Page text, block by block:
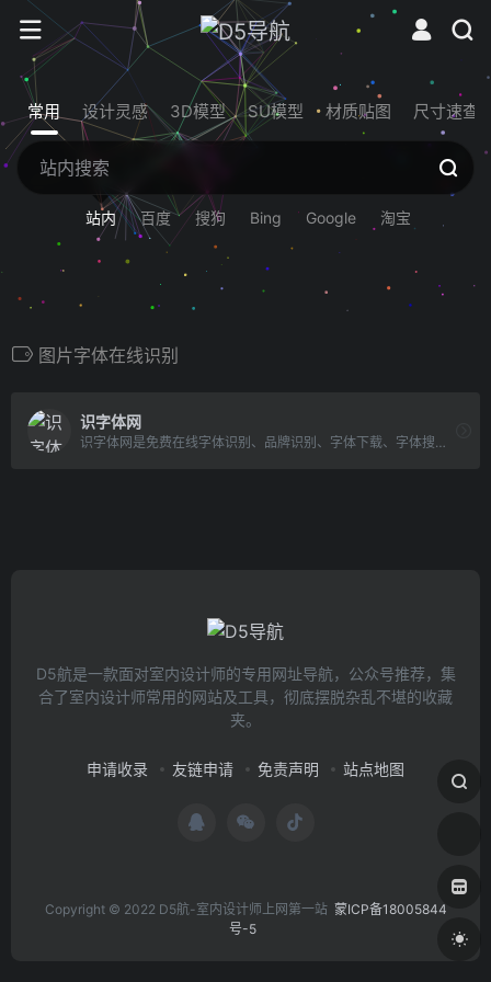
常用 设计灵感 3D模型 SU模型 材质贴图 尺寸速查
站内 百度 搜狗 Bing Google 淘宝
图片字体在线识别
识字体网
识字体网是免费在线字体识别、品牌识别、字体下载、字体搜索和问答社区网站，免费下载Windows、macOS、Linux、Android、iOS/iPad/iPhone字体识别扫一扫软件。无人值守的自动识别和自动/手动拼字，结合人工智能、大数据和搜索技术，可快速识别中文、英文、日文、韩文等全球文字，帮您购买与使用合规字体避免字体侵权风险。
D5航是一款面对室内设计师的专用网址导航，公众号推荐，集
合了室内设计师常用的网站及工具，彻底摆脱杂乱不堪的收藏
夹。
申请收录 友链申请 免责声明 站点地图
Copyright © 2022 D5航-室内设计师上网第一站 蒙ICP备18005844
号-5